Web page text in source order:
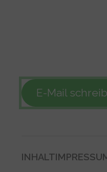
E-Mail
INHALT